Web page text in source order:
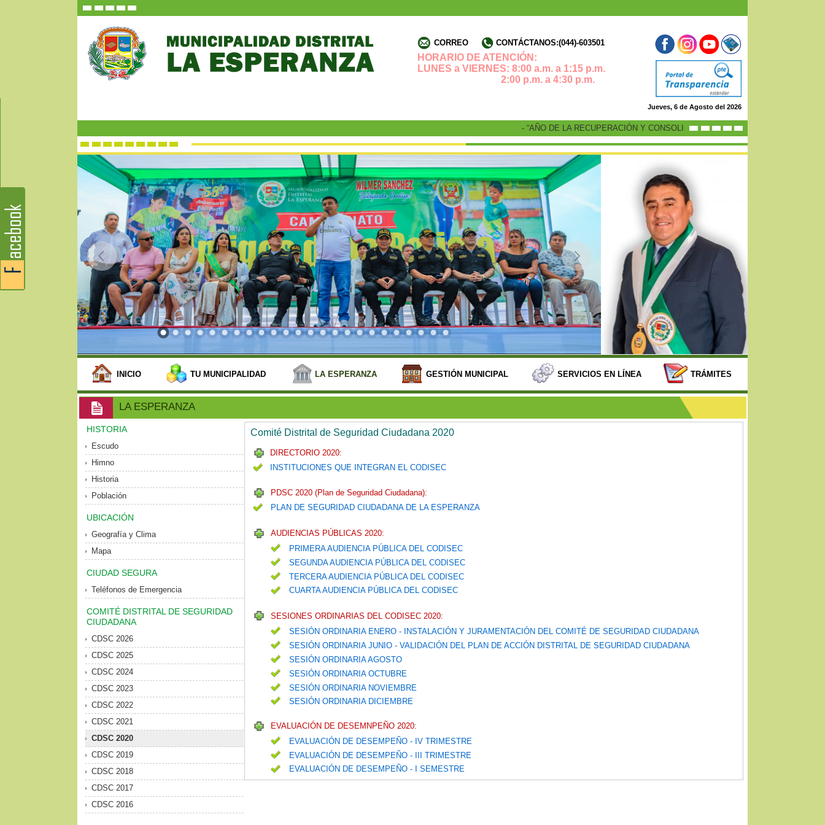
CORREO CONTÁCTANOS:(044)-603501
HORARIO DE ATENCIÓN:
LUNES a VIERNES: 8:00 a.m. a 1:15 p.m.
2:00 p.m. a 4:30 p.m.
Jueves, 6 de Agosto del 2026
- “AÑO DE LA RECUPERACIÓN Y CONSOLIDACIÓN DE LA ECONOMÍA PERUANA”
INICIO TU MUNICIPALIDAD LA ESPERANZA GESTIÓN MUNICIPAL SERVICIOS EN LÍNEA TRÁMITES
LA ESPERANZA
HISTORIA
Escudo
Himno
Historia
Población
UBICACIÓN
Geografía y Clima
Mapa
CIUDAD SEGURA
Teléfonos de Emergencia
COMITÉ DISTRITAL DE SEGURIDAD
CIUDADANA
CDSC 2026
CDSC 2025
CDSC 2024
CDSC 2023
CDSC 2022
CDSC 2021
CDSC 2020
CDSC 2019
CDSC 2018
CDSC 2017
CDSC 2016
Comité Distrital de Seguridad Ciudadana 2020
DIRECTORIO 2020:
INSTITUCIONES QUE INTEGRAN EL CODISEC
PDSC 2020 (Plan de Seguridad Ciudadana):
PLAN DE SEGURIDAD CIUDADANA DE LA ESPERANZA
AUDIENCIAS PÚBLICAS 2020:
PRIMERA AUDIENCIA PÚBLICA DEL CODISEC
SEGUNDA AUDIENCIA PÚBLICA DEL CODISEC
TERCERA AUDIENCIA PÚBLICA DEL CODISEC
CUARTA AUDIENCIA PÚBLICA DEL CODISEC
SESIONES ORDINARIAS DEL CODISEC 2020:
SESIÓN ORDINARIA ENERO - INSTALACIÓN Y JURAMENTACIÓN DEL COMITÉ DE SEGURIDAD CIUDADANA
SESIÓN ORDINARIA JUNIO - VALIDACIÓN DEL PLAN DE ACCIÓN DISTRITAL DE SEGURIDAD CIUDADANA
SESIÓN ORDINARIA AGOSTO
SESIÓN ORDINARIA OCTUBRE
SESIÓN ORDINARIA NOVIEMBRE
SESIÓN ORDINARIA DICIEMBRE
EVALUACIÓN DE DESEMNPEÑO 2020:
EVALUACIÓN DE DESEMPEÑO - IV TRIMESTRE
EVALUACIÓN DE DESEMPEÑO - III TRIMESTRE
EVALUACIÓN DE DESEMPEÑO - I SEMESTRE